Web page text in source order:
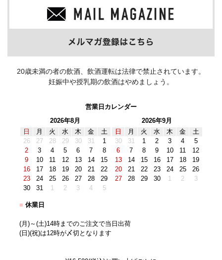
20歳未満の者の飲酒、飲酒運転は法律で禁止されています。
妊娠中や授乳期の飲酒はやめましょう。
営業日カレンダー
2026年8月
日
月 火 水 木 金
土
26
27 28 29 30 31
1
2
3 4 5 6 7
8
9
10 11 12 13 14
15
16
17 18 19 20 21
22
23
24 25 26 27 28
29
30
31 1 2 3 4 5
2026年9月
日
月 火 水 木 金
土
30
31 1 2 3 4
5
6
7 8 9 10 11
12
13
14 15 16 17 18
19
20
21 22 23 24 25
26
27
28 29 30 1 2 3
■ 休業日
(月)～(土)14時までのご注文で当日出荷
(日)(祝)は12時が〆切となります